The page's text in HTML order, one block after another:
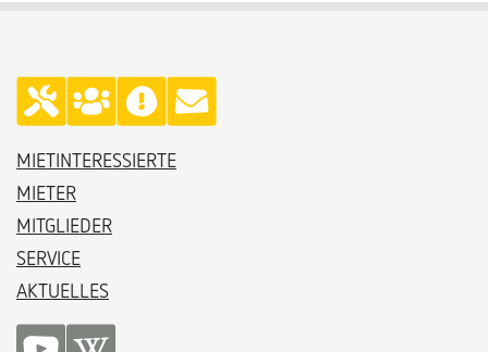
MIETINTERESSIERTE
MIETER
MITGLIEDER
SERVICE
AKTUELLES